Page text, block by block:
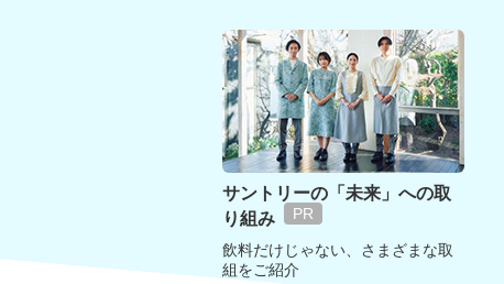
サントリーの「未来」への取
り組み
飲料だけじゃない、さまざまな取
組をご紹介